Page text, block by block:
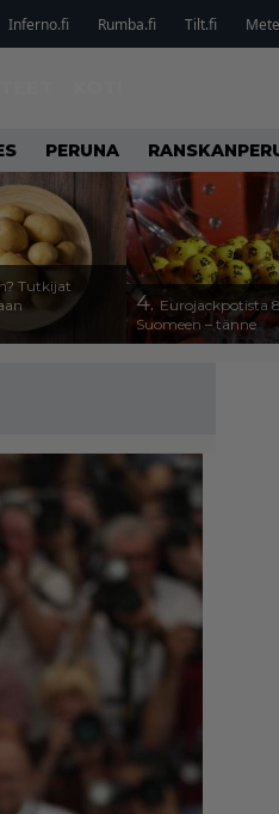
Inferno.fi Rumba.fi Tilt.fi
PERUNA
Tutkijat
4. Eurojackpotista
Suomeen – tänne